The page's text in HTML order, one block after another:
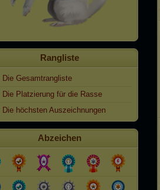
Rangliste
Die Gesamtrangliste
Die Platzierung für die Rasse
Die höchsten Auszeichnungen
Abzeichen